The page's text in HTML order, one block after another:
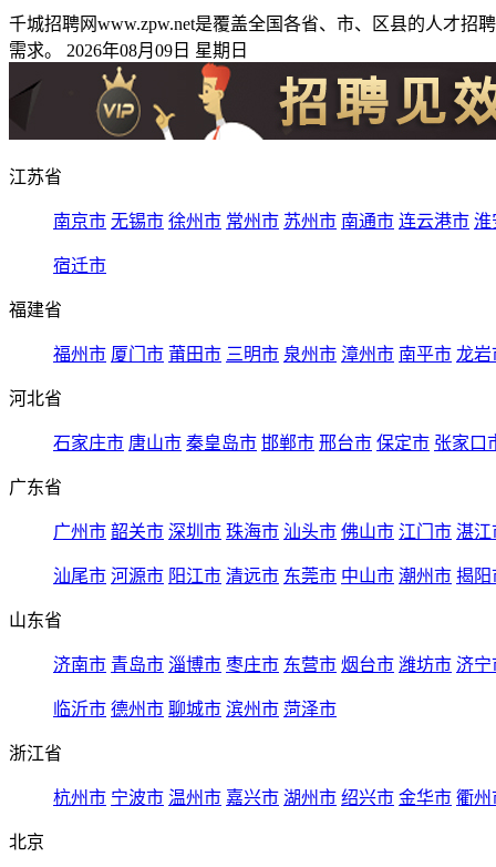
千城招聘网www.zpw.net是覆盖全国各省、市、区县的人才
需求。 2026年08月09日 星期日
江苏省
南京市 无锡市 徐州市 常州市 苏州市 南通市 连云港市 淮
宿迁市
福建省
福州市 厦门市 莆田市 三明市 泉州市 漳州市 南平市 龙岩
河北省
石家庄市 唐山市 秦皇岛市 邯郸市 邢台市 保定市 张家口
广东省
广州市 韶关市 深圳市 珠海市 汕头市 佛山市 江门市 湛江
汕尾市 河源市 阳江市 清远市 东莞市 中山市 潮州市 揭阳
山东省
济南市 青岛市 淄博市 枣庄市 东营市 烟台市 潍坊市 济宁
临沂市 德州市 聊城市 滨州市 菏泽市
浙江省
杭州市 宁波市 温州市 嘉兴市 湖州市 绍兴市 金华市 衢州
北京